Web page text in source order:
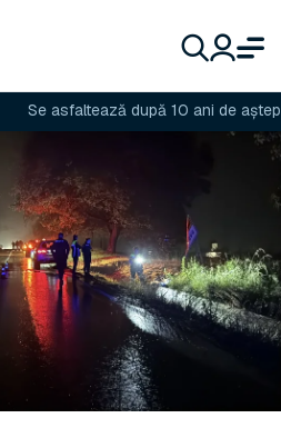
Se asfaltează după 10 ani de așteptare